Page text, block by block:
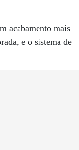
acabamento mais
e o sistema de